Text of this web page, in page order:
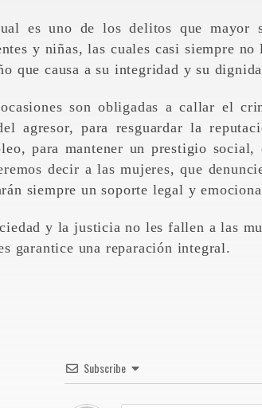
es uno de los delitos que mayor
y niñas, las cuales casi siempre
que causa a su integridad y su
son obligadas a callar el
agresor, para resguardar la
para mantener un prestigio
decir a las mujeres, que
siempre un soporte legal y
y la justicia no les fallen a las
garantice una reparación integral.
Subscribe